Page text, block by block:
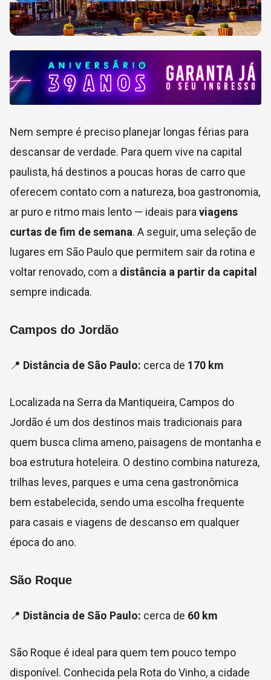
Nem sempre é preciso planejar longas férias para
descansar de verdade. Para quem vive na capital
paulista, há destinos a poucas horas de carro que
oferecem contato com a natureza, boa gastronomia,
ar puro e ritmo mais lento — ideais paraviagens
curtas de fim de semana. A seguir, uma seleção de
lugares em São Paulo que permitem sair da rotina e
voltar renovado, com a distância a partir da capital
sempre indicada.
Campos do Jordão
📍 Distância de São Paulo: cerca de 170 km
Localizada na Serra da Mantiqueira, Campos do
Jordão é um dos destinos mais tradicionais para
quem busca clima ameno, paisagens de montanha e
boa estrutura hoteleira. O destino combina natureza,
trilhas leves, parques e uma cena gastronômica
bem estabelecida, sendo uma escolha frequente
para casais e viagens de descanso em qualquer
época do ano.
São Roque
📍 Distância de São Paulo: cerca de 60 km
São Roque é ideal para quem tem pouco tempo
disponível. Conhecida pela Rota do Vinho, a cidade